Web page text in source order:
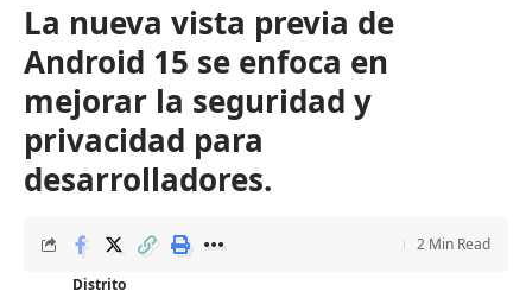
La nueva vista previa de
Android 15 se enfoca en
mejorar la seguridad y
privacidad para
desarrolladores.
Distrito
2 Min Read